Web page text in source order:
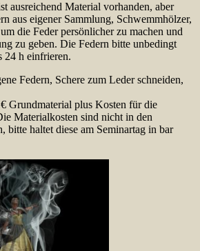
ausreichend Material vorhanden, aber
aus eigener Sammlung, Schwemmhölzer,
die Feder persönlicher zu machen und
zu geben. Die Federn bitte unbedingt
24 h einfrieren.
Federn, Schere zum Leder schneiden,
Grundmaterial plus Kosten für die
Materialkosten sind nicht in den
bitte haltet diese am Seminartag in bar